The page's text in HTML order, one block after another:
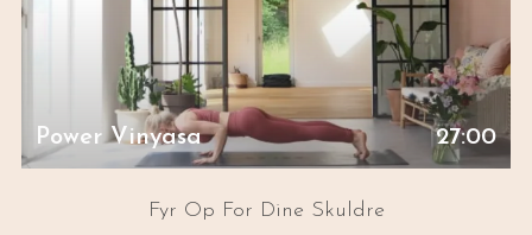
Power Vinyasa 27:00
Fyr Op For Dine Skuldre